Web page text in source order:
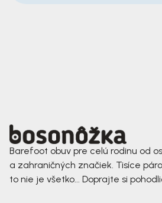
Barefoot obuv pre celú rodinu od
a zahraničných značiek. Tisíce
to nie je všetko... Doprajte si